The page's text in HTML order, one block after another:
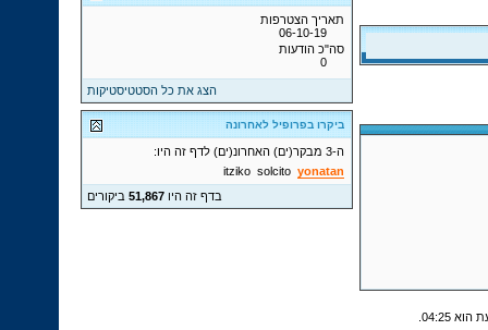
תאריך הצטרפות
06-10-19
סה"כ הודעות
0
הצג את כל הסטטיסטיקות
ביקרו בפרופיל לאחרונה
ה-3 מבקר(ים) האחרונ(ים) לדף זה היו:
itziko solcito yonatan
בדף זה היו51,867 ביקורים
04:25